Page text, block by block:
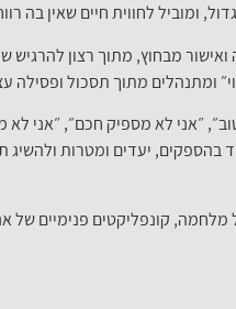
ומוביל לחווית חיים שאין
מבחוץ, מתוך רצון להרגיש
ומתנהלים מתוך תסכול
״אני לא מספיק חכם״, ״אני
בהספקים, יעדים ומטרות
קונפליקטים פנימיים